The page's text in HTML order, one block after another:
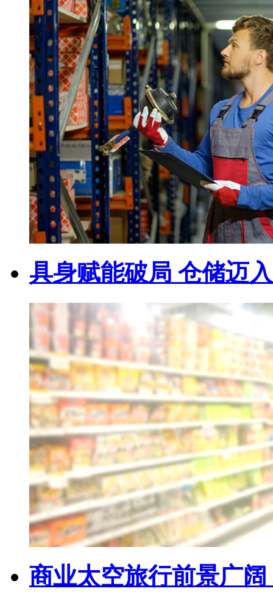
具身赋能破局 仓储迈
商业太空旅行前景广